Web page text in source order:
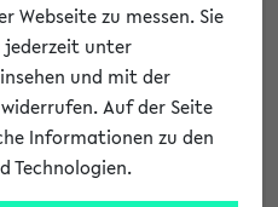
Webseite zu messen. Sie
jederzeit unter
und mit der
Auf der Seite
Informationen zu den
Technologien.